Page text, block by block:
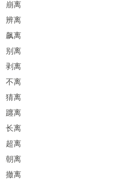
崩离
辨离
飙离
别离
剥离
不离
猜离
躔离
长离
超离
朝离
撤离